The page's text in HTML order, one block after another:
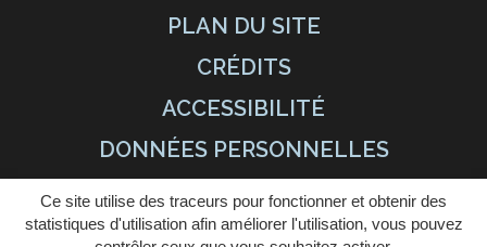
Ce site utilise des traceurs pour fonctionner et obtenir des
statistiques d'utilisation afin améliorer l'utilisation, vous pouvez
PLAN DU SITE
CRÉDITS
ACCESSIBILITÉ
DONNÉES PERSONNELLES